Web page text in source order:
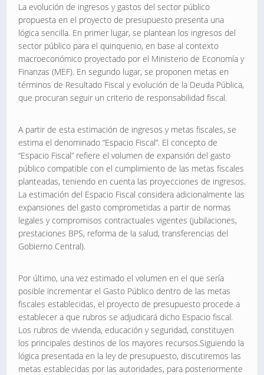
La evolución de ingresos y gastos del sector público
propuesta en el proyecto de presupuesto presenta una
lógica sencilla. En primer lugar, se plantean los ingresos del
sector público para el quinquenio, en base al contexto
macroeconómico proyectado por el Ministerio de Economía y
Finanzas (MEF). En segundo lugar, se proponen metas en
términos de Resultado Fiscal y evolución de la Deuda Pública,
que procuran seguir un criterio de responsabilidad fiscal.
A partir de esta estimación de ingresos y metas fiscales, se
estima el denominado “Espacio Fiscal”. El concepto de
“Espacio Fiscal” refiere el volumen de expansión del gasto
público compatible con el cumplimiento de las metas fiscales
planteadas, teniendo en cuenta las proyecciones de ingresos.
La estimación del Espacio Fiscal considera adicionalmente las
expansiones del gasto comprometidas a partir de normas
legales y compromisos contractuales vigentes (jubilaciones,
prestaciones BPS, reforma de la salud, transferencias del
Gobierno Central).
Por último, una vez estimado el volumen en el que sería
posible incrementar el Gasto Público dentro de las metas
fiscales establecidas, el proyecto de presupuesto procede a
establecer a que rubros se adjudicará dicho Espacio fiscal.
Los rubros de vivienda, educación y seguridad, constituyen
los principales destinos de los mayores recursos.Siguiendo la
lógica presentada en la ley de presupuesto, discutiremos las
metas establecidas por las autoridades, para posteriormente